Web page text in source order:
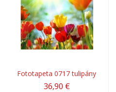
Fototapeta 0717 tulipány
36,90 €